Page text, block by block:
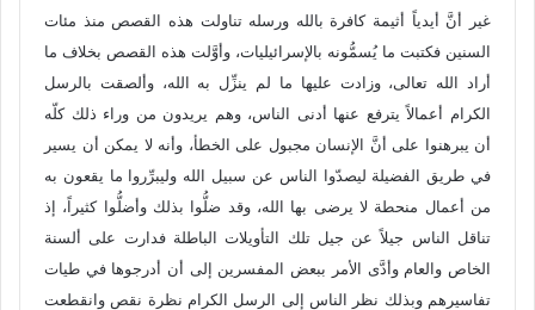
غير أنَّ أيدياً أثيمة كافرة بالله ورسله تناولت هذه القصص منذ مئات
السنين فكتبت ما يُسمُّونه بالإسرائيليات، وأوَّلت هذه القصص بخلاف ما
أراد الله تعالى، وزادت عليها ما لم ينزِّل به الله، وألصقت بالرسل
الكرام أعمالاً يترفع عنها أدنى الناس، وهم يريدون من وراء ذلك كلّه
أن يبرهنوا على أنَّ الإنسان مجبول على الخطأ، وأنه لا يمكن أن يسير
في طريق الفضيلة ليصدّوا الناس عن سبيل الله وليبرِّروا ما يقعون به
من أعمال منحطة لا يرضى بها الله، وقد ضلُّوا بذلك وأضلُّوا كثيراً، إذ
تناقل الناس جيلاً عن جيل تلك التأويلات الباطلة فدارت على ألسنة
الخاص والعام وأدَّى الأمر ببعض المفسرين إلى أن أدرجوها في طيات
تفاسيرهم وبذلك نظر الناس إلى الرسل الكرام نظرة نقص وانقطعت